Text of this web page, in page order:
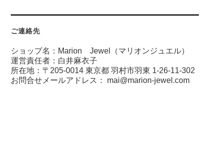
ご連絡先
ショップ名：Marion Jewel（マリオンジュエル）
運営責任者：白井麻衣子
所在地：〒205-0014 東京都 羽村市羽東 1-26-11-302
お問合せメールアドレス： mai@marion-jewel.com